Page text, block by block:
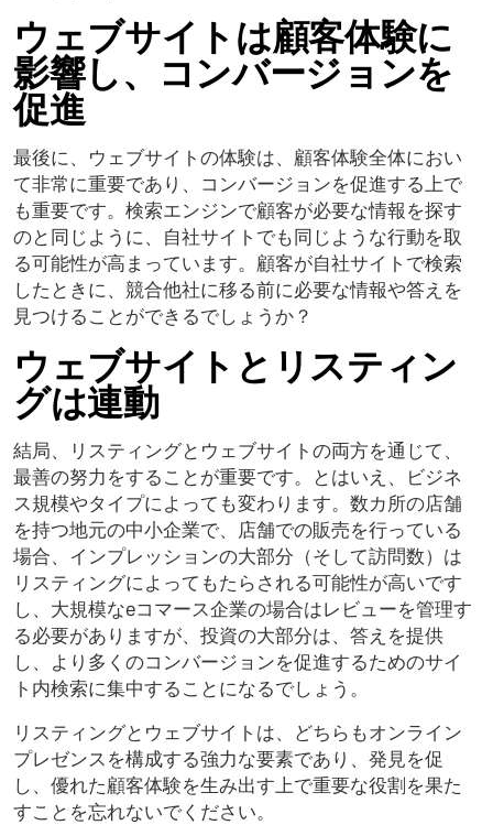
ウェブサイトは顧客体験に
影響し、コンバージョンを
促進
最後に、ウェブサイトの体験は、顧客体験全体におい
て非常に重要であり、コンバージョンを促進する上で
も重要です。検索エンジンで顧客が必要な情報を探す
のと同じように、自社サイトでも同じような行動を取
る可能性が高まっています。顧客が自社サイトで検索
したときに、競合他社に移る前に必要な情報や答えを
見つけることができるでしょうか？
ウェブサイトとリスティン
グは連動
結局、リスティングとウェブサイトの両方を通じて、
最善の努力をすることが重要です。とはいえ、ビジネ
ス規模やタイプによっても変わります。数カ所の店舗
を持つ地元の中小企業で、店舗での販売を行っている
場合、インプレッションの大部分（そして訪問数）は
リスティングによってもたらされる可能性が高いです
し、大規模なeコマース企業の場合はレビューを管理す
る必要がありますが、投資の大部分は、答えを提供
し、より多くのコンバージョンを促進するためのサイ
ト内検索に集中することになるでしょう。
リスティングとウェブサイトは、どちらもオンライン
プレゼンスを構成する強力な要素であり、発見を促
し、優れた顧客体験を生み出す上で重要な役割を果た
すことを忘れないでください。